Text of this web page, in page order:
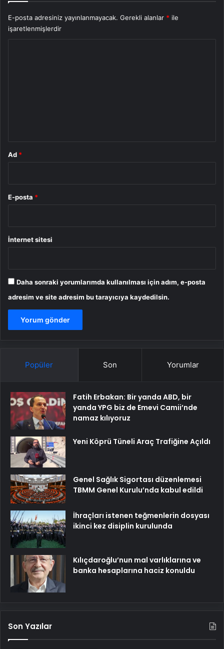
E-posta adresiniz yayınlanmayacak. Gerekli alanlar * ile
işaretlenmişlerdir
Ad *
E-posta *
İnternet sitesi
Daha sonraki yorumlarımda kullanılması için adım, e-posta
adresim ve site adresim bu tarayıcıya kaydedilsin.
Popüler Son Yorumlar
Fatih Erbakan: Bir yanda ABD, bir
yanda YPG biz de Emevi Camii’nde
namaz kılıyoruz
Yeni Köprü Tüneli Araç Trafiğine Açıldı
Genel Sağlık Sigortası düzenlemesi
TBMM Genel Kurulu’nda kabul edildi
İhraçları istenen teğmenlerin dosyası
ikinci kez disiplin kurulunda
Kılıçdaroğlu’nun mal varlıklarına ve
banka hesaplarına haciz konuldu
Son Yazılar